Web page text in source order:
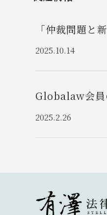
「仲裁問題と
2025.10.14
Globalaw会員
2025.2.26